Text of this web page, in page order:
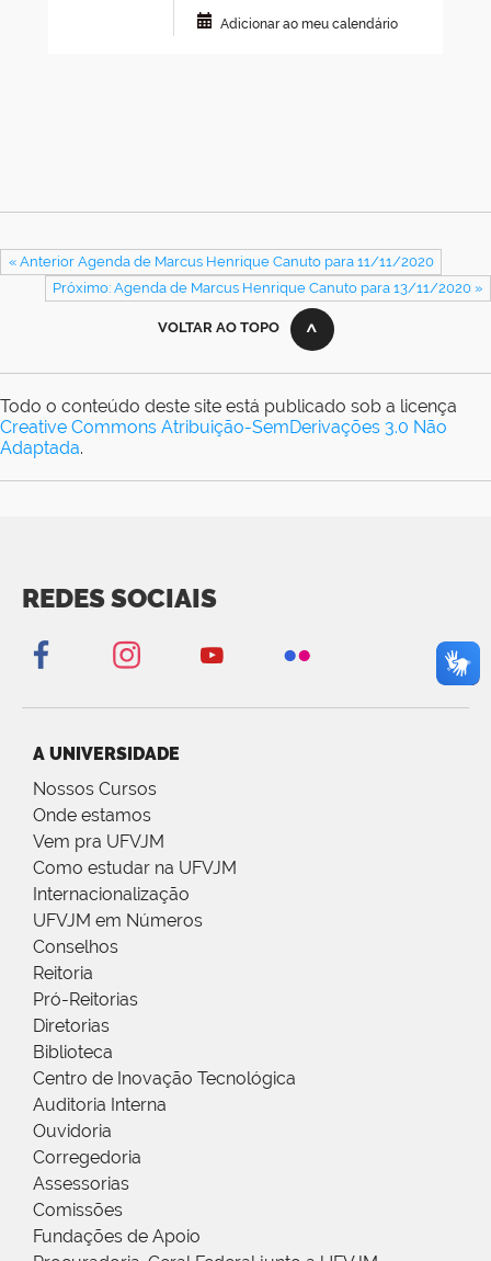
Adicionar ao meu calendário
« Anterior Agenda de Marcus Henrique Canuto para 11/11/2020
Próximo: Agenda de Marcus Henrique Canuto para 13/11/2020 »
VOLTAR AO TOPO
Todo o conteúdo deste site está publicado sob a licença
Creative Commons Atribuição-SemDerivações 3.0 Não
Adaptada.
REDES SOCIAIS
A UNIVERSIDADE
Nossos Cursos
Onde estamos
Vem pra UFVJM
Como estudar na UFVJM
Internacionalização
UFVJM em Números
Conselhos
Reitoria
Pró-Reitorias
Diretorias
Biblioteca
Centro de Inovação Tecnológica
Auditoria Interna
Ouvidoria
Corregedoria
Assessorias
Comissões
Fundações de Apoio